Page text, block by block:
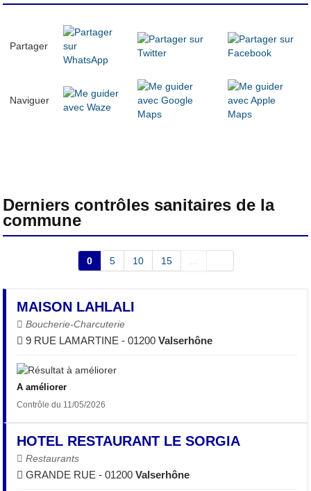
Partager
Naviguer
Derniers contrôles sanitaires de la
commune
0 5 10 15
MAISON LAHLALI
Boucherie-Charcuterie
9 RUE LAMARTINE - 01200Valserhône
A améliorer
Contrôle du 11/05/2026
HOTEL RESTAURANT LE SORGIA
Restaurants
GRANDE RUE - 01200Valserhône